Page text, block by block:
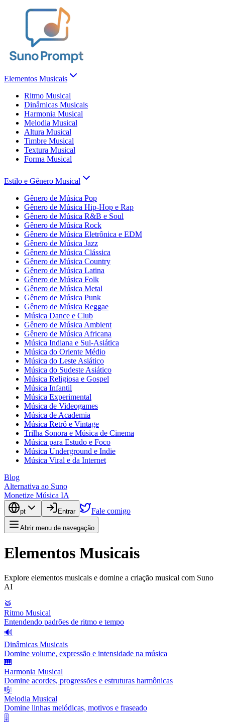
Elementos Musicais
Ritmo Musical
Dinâmicas Musicais
Harmonia Musical
Melodia Musical
Altura Musical
Timbre Musical
Textura Musical
Forma Musical
Estilo e Gênero Musical
Gênero de Música Pop
Gênero de Música Hip-Hop e Rap
Gênero de Música R&B e Soul
Gênero de Música Rock
Gênero de Música Eletrônica e EDM
Gênero de Música Jazz
Gênero de Música Clássica
Gênero de Música Country
Gênero de Música Latina
Gênero de Música Folk
Gênero de Música Metal
Gênero de Música Punk
Gênero de Música Reggae
Música Dance e Club
Gênero de Música Ambient
Gênero de Música Africana
Música Indiana e Sul-Asiática
Música do Oriente Médio
Música do Leste Asiático
Música do Sudeste Asiático
Música Religiosa e Gospel
Música Infantil
Música Experimental
Música de Videogames
Música de Academia
Música Retrô e Vintage
Trilha Sonora e Música de Cinema
Música para Estudo e Foco
Música Underground e Indie
Música Viral e da Internet
Blog
Alternativa ao Suno
Monetize Música IA
pt Entrar Fale comigo
Abrir menu de navegação
Elementos Musicais
Explore elementos musicais e domine a criação musical com Suno
AI
🥁
Ritmo Musical
Entendendo padrões de ritmo e tempo
🔊
Dinâmicas Musicais
Domine volume, expressão e intensidade na música
🎹
Harmonia Musical
Domine acordes, progressões e estruturas harmônicas
🎼
Melodia Musical
Domine linhas melódicas, motivos e fraseado
🎚️